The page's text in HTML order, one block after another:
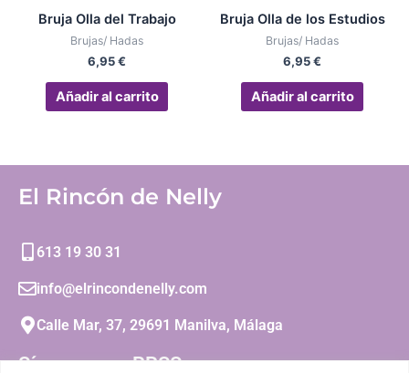
Bruja Olla del Trabajo
Brujas/ Hadas
6,95€
Añadir al carrito
Bruja Olla de los Estudios
Brujas/ Hadas
6,95€
Añadir al carrito
El Rincón de Nelly
613 19 30 31
info@elrincondenelly.com
Calle Mar, 37, 29691 Manilva, Málaga
Síguenos en RRSS